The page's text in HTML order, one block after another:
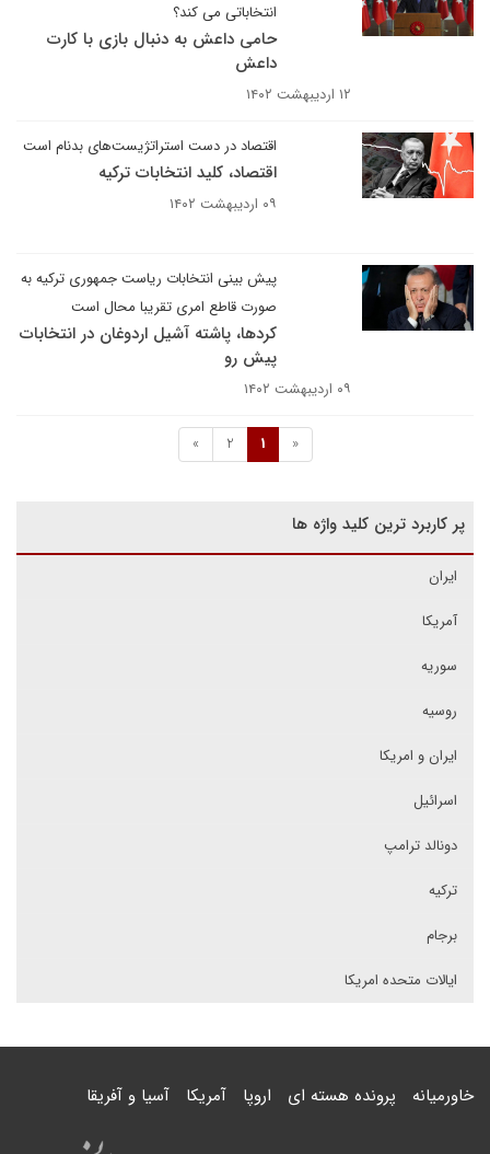
انتخاباتی می کند؟
حامی داعش به دنبال بازی با کارت
داعش
۱۲ اردیبهشت ۱۴۰۲
اقتصاد در دست استراتژیست‌های بدنام است
اقتصاد، کلید انتخابات ترکیه
۰۹ اردیبهشت ۱۴۰۲
پیش بینی انتخابات ریاست جمهوری ترکیه به
صورت قاطع امری تقریبا محال است
کردها، پاشته آشیل اردوغان در انتخابات
پیش رو
۰۹ اردیبهشت ۱۴۰۲
«
1
2
»
پر کاربرد ترین کلید واژه ها
ایران
آمریکا
سوریه
روسیه
ایران و امریکا
اسرائیل
دونالد ترامپ
ترکیه
برجام
ایالات متحده امریکا
خاورمیانه پرونده هسته ای اروپا آمریکا آسیا و آفریقا